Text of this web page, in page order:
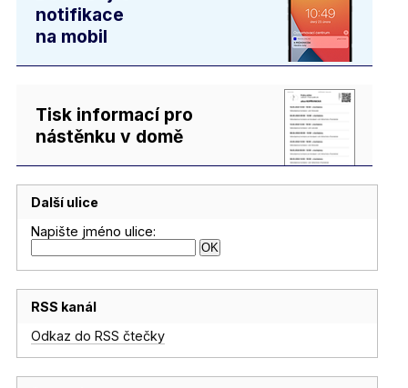
notifikace
na mobil
Tisk informací pro
nástěnku v domě
Další ulice
Napište jméno ulice:
RSS kanál
Odkaz do RSS čtečky